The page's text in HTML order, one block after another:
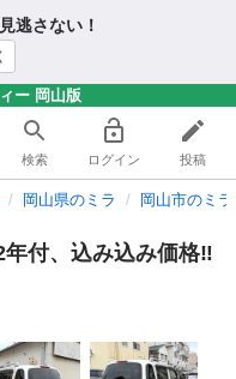
逃さない！
ー 岡山版
検索 ログイン 投稿
岡山県のミラ 岡山市のミラ
年付、込み込み価格‼️